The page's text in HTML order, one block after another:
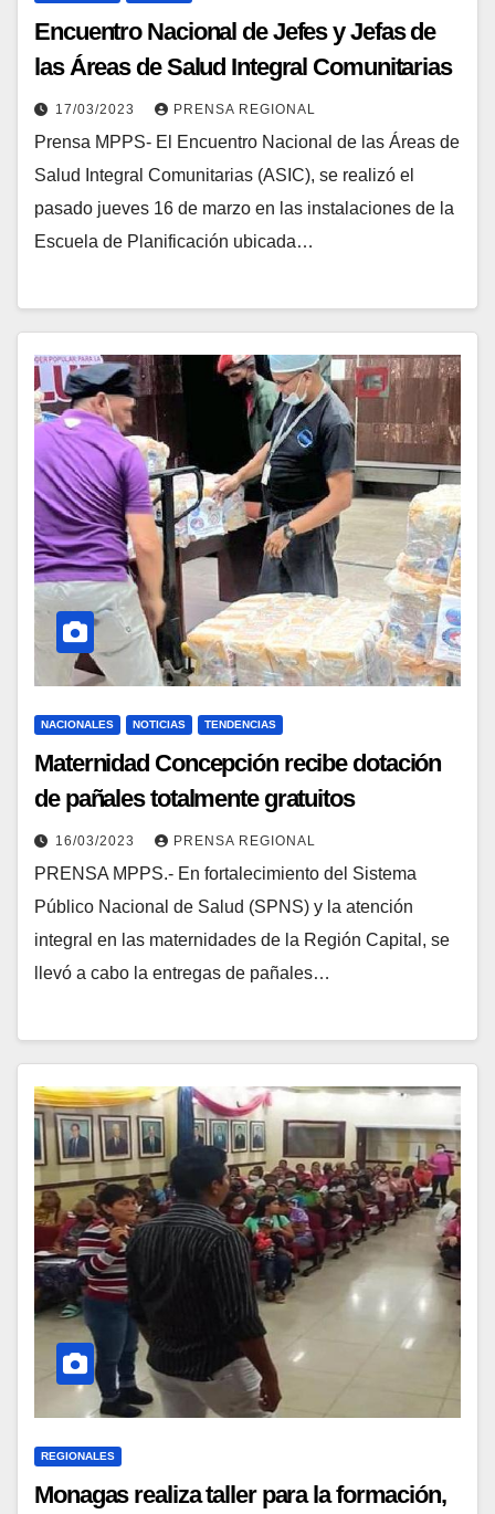
Encuentro Nacional de Jefes y Jefas de
las Áreas de Salud Integral Comunitarias
17/03/2023 PRENSA REGIONAL
Prensa MPPS- El Encuentro Nacional de las Áreas de
Salud Integral Comunitarias (ASIC), se realizó el
pasado jueves 16 de marzo en las instalaciones de la
Escuela de Planificación ubicada…
NACIONALES NOTICIAS TENDENCIAS
Maternidad Concepción recibe dotación
de pañales totalmente gratuitos
16/03/2023 PRENSA REGIONAL
PRENSA MPPS.- En fortalecimiento del Sistema
Público Nacional de Salud (SPNS) y la atención
integral en las maternidades de la Región Capital, se
llevó a cabo la entregas de pañales…
REGIONALES
Monagas realiza taller para la formación,